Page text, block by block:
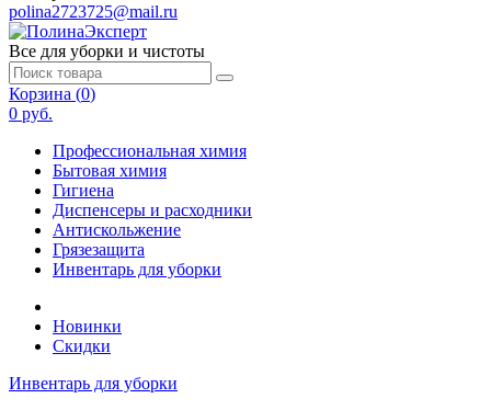
polina2723725@mail.ru
Все для уборки и чистоты
Корзина (0)
0 руб.
Профессиональная химия
Бытовая химия
Гигиена
Диспенсеры и расходники
Антискольжение
Грязезащита
Инвентарь для уборки
Новинки
Скидки
Инвентарь для уборки